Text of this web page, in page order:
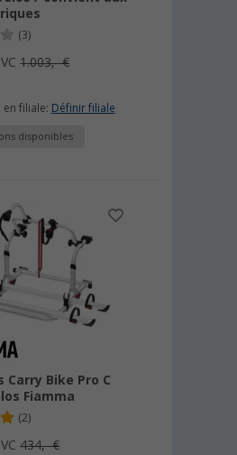
(3)
1.003,- €
filiale: Définir filiale
disponibles
Carry Bike Pro C
Fiamma
(2)
434,- €